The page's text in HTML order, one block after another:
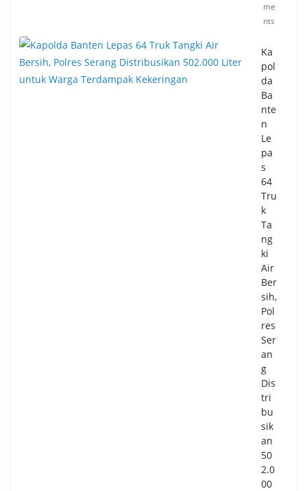
me
nts
Ka
pol
da
Ba
nte
n
Le
pa
s
64
Tru
k
Ta
ng
ki
Air
Ber
sih,
Pol
res
Ser
an
g
Dis
tri
bu
sik
an
50
2.0
00